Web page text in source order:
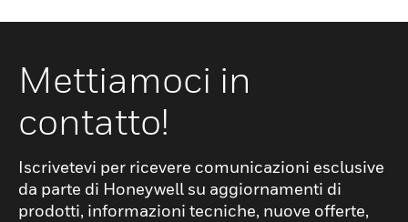
Mettiamoci in
contatto!
Iscrivetevi per ricevere comunicazioni esclusive
da parte di Honeywell su aggiornamenti di
prodotti, informazioni tecniche, nuove offerte,